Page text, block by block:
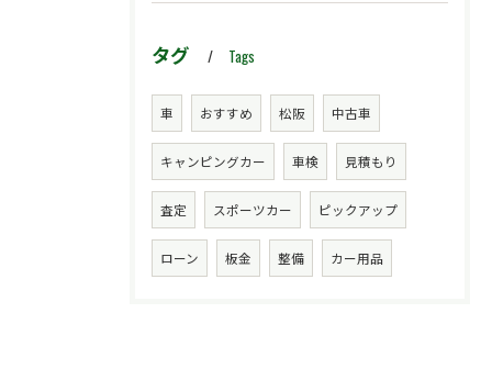
タグ Tags
車 おすすめ 松阪 中古車
キャンピングカー 車検 見積もり
査定 スポーツカー ピックアップ
ローン 板金 整備 カー用品